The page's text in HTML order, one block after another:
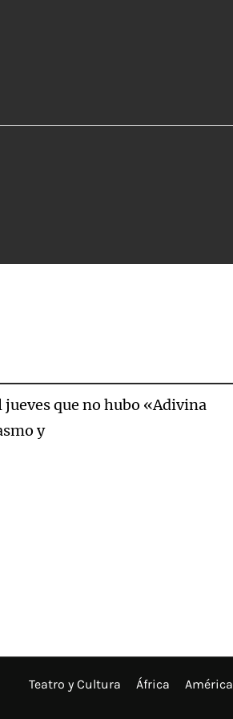
que no hubo «Adivina
y
Teatro y Cultura África América